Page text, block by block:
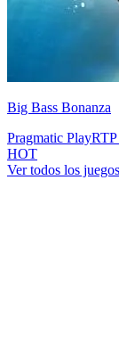
Big Bass Bonanza
Pragmatic PlayRTP
HOT
Ver todos los juegos